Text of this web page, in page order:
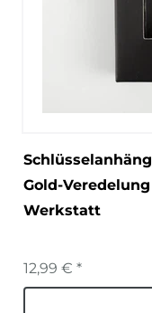
Gold-
Werkstatt
12,99 € *